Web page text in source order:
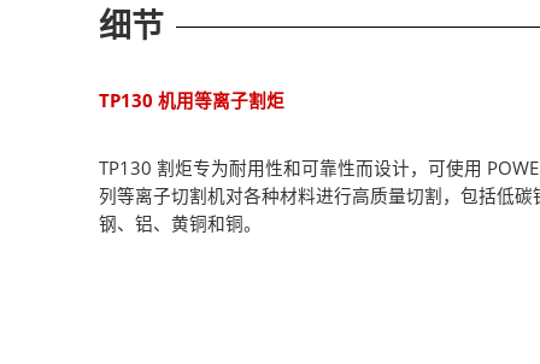
细节
TP130 机用等离子割炬
TP130 割炬专为耐用性和可靠性而设计，可使用
列等离子切割机对各种材料进行高质量切割，包括低碳
钢、铝、黄铜和铜。